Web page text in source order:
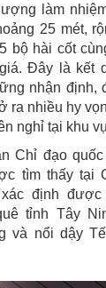
làm
25 mét,
bộ hài cốt
Đây là kết
nhận định,
ra nhiều hy
nghỉ tại khu
Chỉ đạo
tìm thấy tại
định
tỉnh Tây
và nổi dậy